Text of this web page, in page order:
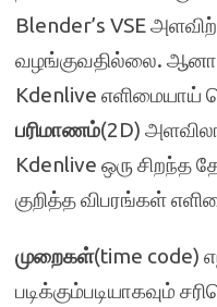
Blender’s VSE
வழங்குவதில்லை.
Kdenlive எளிமையாய்
பரிமாணம்(2D)
Kdenlive ஒரு சிறந்த
குறித்த விபரங்கள்
முறைகள்(time code)
படிக்கும்படியாகவும்